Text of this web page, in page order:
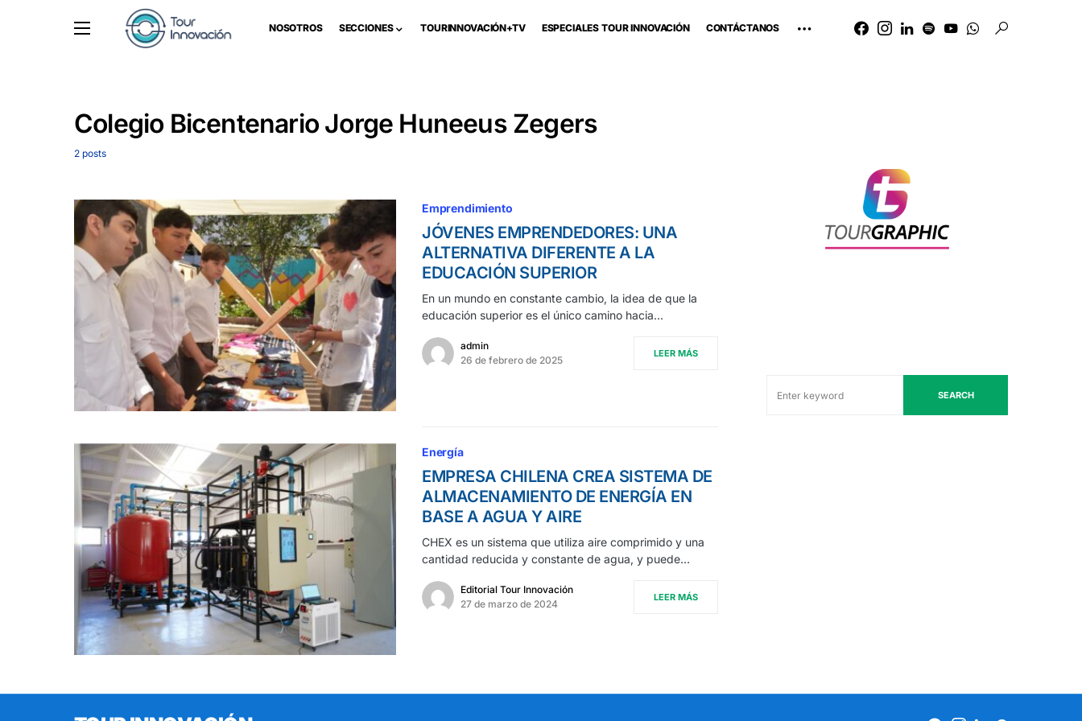
NOSOTROS SECCIONES TOURINNOVACIÓN+TV ESPECIALES TOUR INNOVACIÓN CONTÁCTANOS
Colegio Bicentenario Jorge Huneeus Zegers
2 posts
Emprendimiento
JÓVENES EMPRENDEDORES: UNA
ALTERNATIVA DIFERENTE A LA
EDUCACIÓN SUPERIOR
En un mundo en constante cambio, la idea de que la
educación superior es el único camino hacia…
admin
26 de febrero de 2025
LEER MÁS
Energía
EMPRESA CHILENA CREA SISTEMA DE
ALMACENAMIENTO DE ENERGÍA EN
BASE A AGUA Y AIRE
CHEX es un sistema que utiliza aire comprimido y una
cantidad reducida y constante de agua, y puede…
Editorial Tour Innovación
27 de marzo de 2024
LEER MÁS
SEARCH